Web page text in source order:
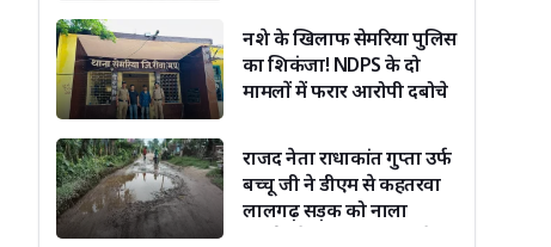
नशे के खिलाफ सेमरिया पुलिस
का शिकंजा! NDPS के दो
मामलों में फरार आरोपी दबोचे
राजद नेता राधाकांत गुप्ता उर्फ
बच्चू जी ने डीएम से कहतरवा
लालगढ़ सड़क को नाला